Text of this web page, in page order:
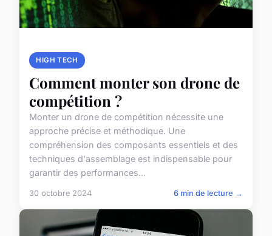
HIGH TECH
Comment monter son drone de
compétition ?
Monter un drone de compétition nécessite une
approche précise et méthodique. Une
compréhension des composants essentiels et des
techniques d'assemblage est indispensable pour
garantir des performances...
30 octobre 2024 6 min de lecture →